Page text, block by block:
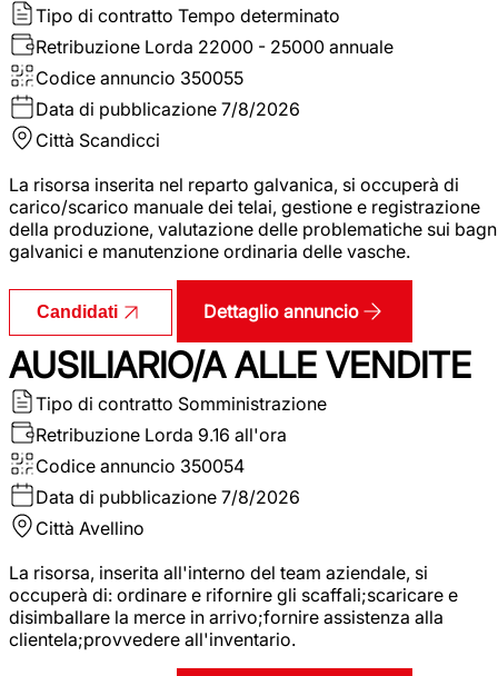
Tipo di contratto Tempo determinato
Retribuzione Lorda 22000 - 25000 annuale
Codice annuncio 350055
Data di pubblicazione 7/8/2026
Città Scandicci
La risorsa inserita nel reparto galvanica, si occuperà di
carico/scarico manuale dei telai, gestione e registrazione
della produzione, valutazione delle problematiche sui
galvanici e manutenzione ordinaria delle vasche.
Candidati Dettaglio annuncio
AUSILIARIO/A ALLE VENDITE
Tipo di contratto Somministrazione
Retribuzione Lorda 9.16 all'ora
Codice annuncio 350054
Data di pubblicazione 7/8/2026
Città Avellino
La risorsa, inserita all'interno del team aziendale, si
occuperà di: ordinare e rifornire gli scaffali;scaricare e
disimballare la merce in arrivo;fornire assistenza alla
clientela;provvedere all'inventario.